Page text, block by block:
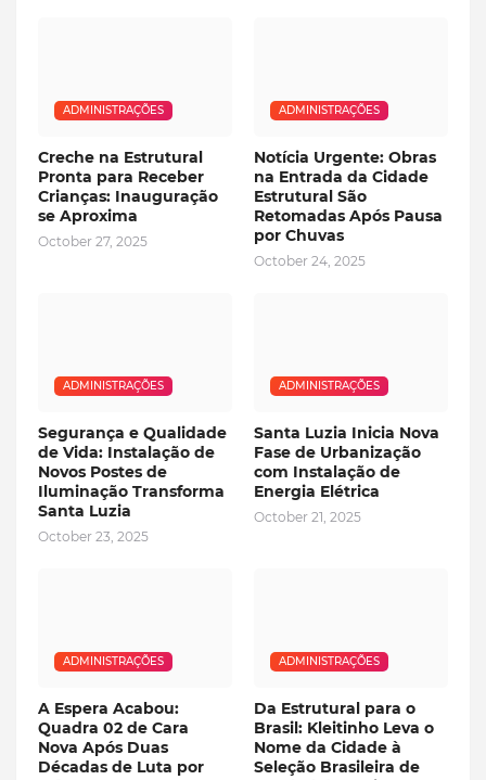
ADMINISTRAÇÕES
Creche na Estrutural
Pronta para Receber
Crianças: Inauguração
se Aproxima
October 27, 2025
ADMINISTRAÇÕES
Notícia Urgente: Obras
na Entrada da Cidade
Estrutural São
Retomadas Após Pausa
por Chuvas
October 24, 2025
ADMINISTRAÇÕES
Segurança e Qualidade
de Vida: Instalação de
Novos Postes de
Iluminação Transforma
Santa Luzia
October 23, 2025
ADMINISTRAÇÕES
Santa Luzia Inicia Nova
Fase de Urbanização
com Instalação de
Energia Elétrica
October 21, 2025
ADMINISTRAÇÕES
A Espera Acabou:
Quadra 02 de Cara
Nova Após Duas
Décadas de Luta por
ADMINISTRAÇÕES
Da Estrutural para o
Brasil: Kleitinho Leva o
Nome da Cidade à
Seleção Brasileira de